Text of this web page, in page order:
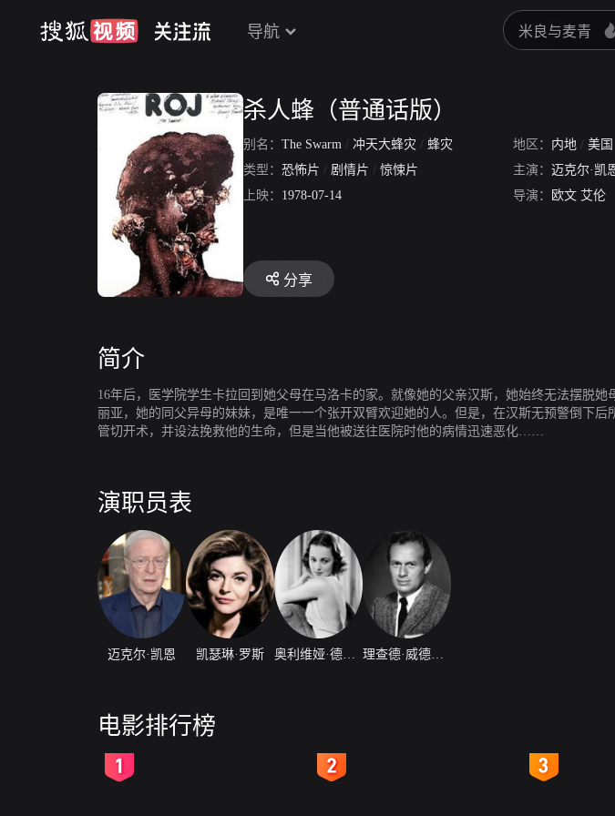
导航
杀人蜂（普通话版）
别名： The Swarm / 冲天大蜂灾 / 蜂灾 地区： 内地 / 美国
类型： 恐怖片 / 剧情片 / 惊悚片 主演： 迈克尔·凯
上映： 1978-07-14 导演： 欧文 艾伦
分享
简介
16年后，医学院学生卡拉回到她父母在马洛卡的家。就像她的父亲汉斯，她始终无法摆脱
丽亚，她的同父异母的妹妹，是唯一一个张开双臂欢迎她的人。但是，在汉斯无预警倒下
管切开术，并设法挽救他的生命，但是当他被送往医院时他的病情迅速恶化……
演职员表
迈克尔·凯恩 凯瑟琳·罗斯
电影排行榜